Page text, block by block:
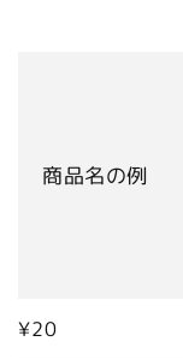
商品名の例
通
¥20